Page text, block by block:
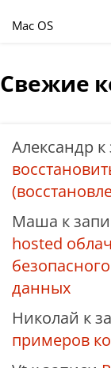
Mac OS
Свежие
Александр к
Маша к
hosted
данных
Николай к
примеров